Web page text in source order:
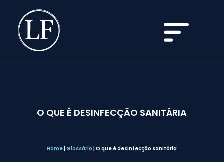
O QUE É DESINFECÇÃO SANITÁRIA
Home Glossário O que é desinfecção sanitária